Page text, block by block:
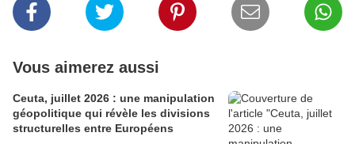
Vous aimerez aussi
Ceuta, juillet 2026 : une manipulation
géopolitique qui révèle les divisions
structurelles entre Européens